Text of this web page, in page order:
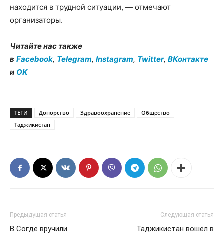
находится в трудной ситуации, — отмечают
организаторы.
Читайте нас также
в Facebook, Telegram, Instagram, Twitter, ВКонтакте
и OK
ТЕГИ Донорство Здравоохранение
Общество
Таджикистан
Предыдущая статья
В Согде вручили
Следующая статья
Таджикистан вошёл в